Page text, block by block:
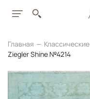
Главная Классические
Ziegler Shine №4214